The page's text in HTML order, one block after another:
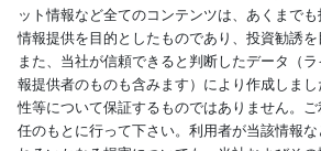
ット情報など全てのコンテンツは、あくまで
情報提供を目的としたものであり、投資勧誘を
また、当社が信頼できると判断したデータ（
報提供者のものも含みます）により作成しま
性等について保証するものではありません。
任のもとに行って下さい。利用者が当該情報